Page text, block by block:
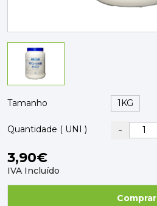
DYRUP
Tamanho
Quantidade ( UNI ) -
3,90€
IVA Incluído
Comprar